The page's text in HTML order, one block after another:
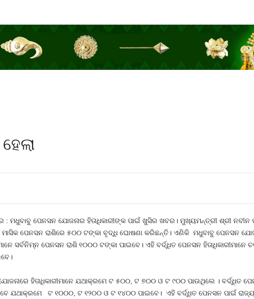
: ମଧୁବାବୁ ପେନସନ ଯୋଜନାର ହିତାଧିକାରୀଙ୍କ ପାଇଁ ଖୁସିର ଖବର। ମୁଖ୍ୟମନ୍ତ୍ରୀ ଶ୍ରୀ ନବୀନ
ମାସିକ ପେନସନ ରାଶିରେ ୫୦୦ ଟଙ୍କା ବୃଦ୍ଧି ଘୋଷଣା କରିଛନ୍ତି। ଏଣିକି ମଧୁବାବୁ ପେନସନ
ସର୍ବନିମ୍ନ ପେନସନ ରାଶି ୧୦୦୦ ଟଙ୍କା ପାଇବେ। ଏହି ବର୍ଦ୍ଧିତ ପେନସନ
ହିତାଧିକାରୀମାନେ ଯଥାକ୍ରମେ ଟ ୫୦୦, ଟ ୭୦୦ ଓ ଟ ୯୦୦ ପାଉଥିଲେ । ବର୍ଦ୍ଧିତ
ଯଥାକ୍ରମେ ଟ ୧୦୦୦, ଟ ୧୨୦୦ ଓ ଟ ୧୪୦୦ ପାଇବେ। ଏହି ବର୍ଦ୍ଧିତ ପେନସନ ପାଇଁ ରାଜ୍ୟ